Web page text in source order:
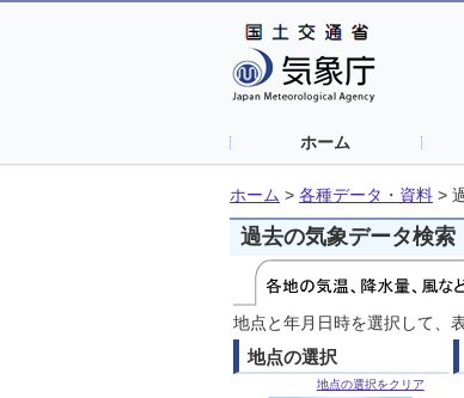
ホーム
ホーム > 各種データ・資料 >
過去の気象データ検索
地点と年月日時を選択して、
地点の選択
地点の選択をクリア